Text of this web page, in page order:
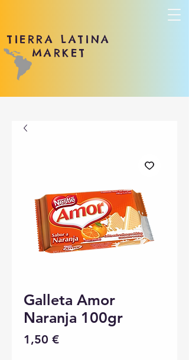
TIERRA LATINA
MARKET
Galleta Amor
Naranja 100gr
1,50 €Precio